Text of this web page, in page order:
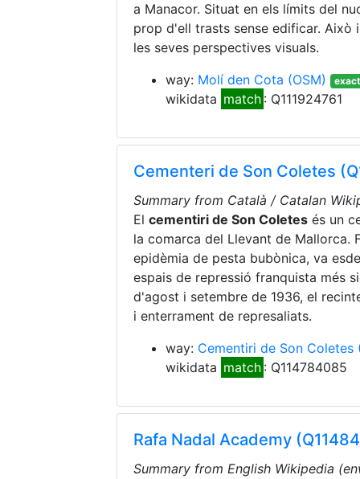
a Manacor. Situat en els límits del
prop d'ell trasts sense edificar.
les seves perspectives visuals.
way: Molí den Cota (OSM)
wikidata match : Q111924761
Cementeri de Son Coletes
Summary from Català / Catalan
El cementiri de Son Coletes és un
la comarca del Llevant de Mallorca.
epidèmia de pesta bubònica, va
espais de repressió franquista més
d'agost i setembre de 1936, el
i enterrament de represaliats.
way: Cementiri de Son Coletes
wikidata match : Q114784085
Rafa Nadal Academy
Summary from English Wikipedia